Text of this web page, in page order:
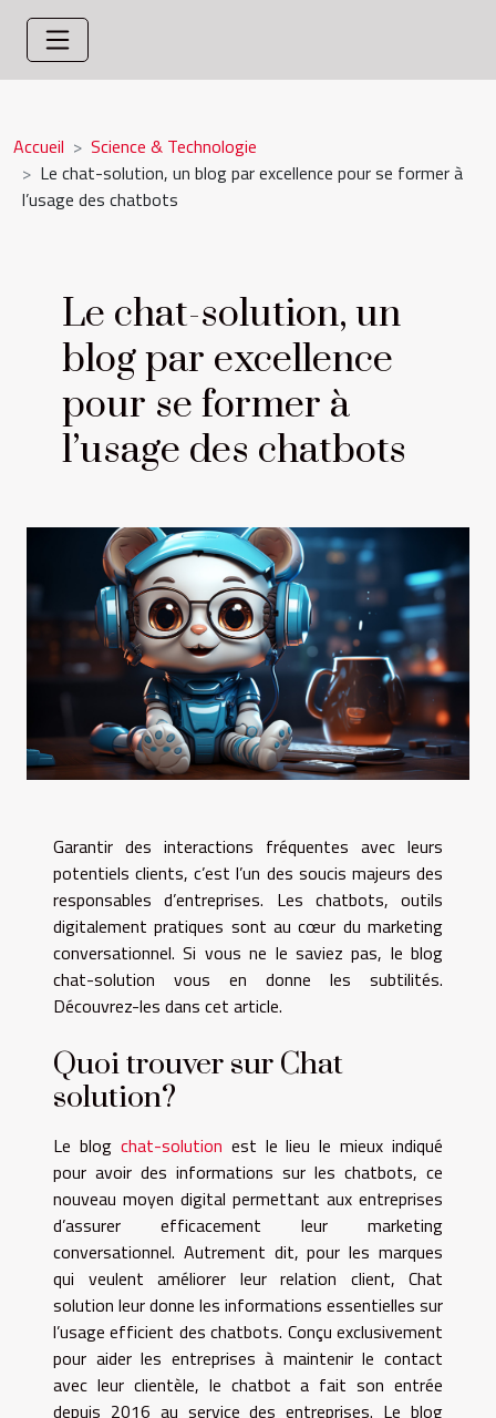
Accueil
Science & Technologie
Le chat-solution, un blog par excellence pour se former à
l’usage des chatbots
Le chat-solution, un
blog par excellence
pour se former à
l’usage des chatbots
Garantir des interactions fréquentes avec leurs
potentiels clients, c’est l’un des soucis majeurs des
responsables d’entreprises. Les chatbots, outils
digitalement pratiques sont au cœur du marketing
conversationnel. Si vous ne le saviez pas, le blog
chat-solution vous en donne les subtilités.
Découvrez-les dans cet article.
Quoi trouver sur Chat
solution?
Le blog chat-solution est le lieu le mieux indiqué
pour avoir des informations sur les chatbots, ce
nouveau moyen digital permettant aux entreprises
d’assurer efficacement leur marketing
conversationnel. Autrement dit, pour les marques
qui veulent améliorer leur relation client, Chat
solution leur donne les informations essentielles sur
l’usage efficient des chatbots. Conçu exclusivement
pour aider les entreprises à maintenir le contact
avec leur clientèle, le chatbot a fait son entrée
depuis 2016 au service des entreprises. Le blog